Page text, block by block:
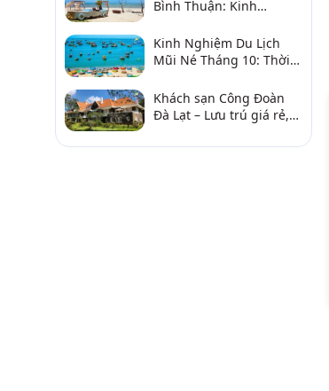
Bình Thuận: Kinh
sản, điểm gần
Kinh Nghiệm Du Lịch
Mũi Né Tháng 10: Thời
Khách sạn Công Đoàn
Đà Lạt – Lưu trú giá rẻ,
Hương